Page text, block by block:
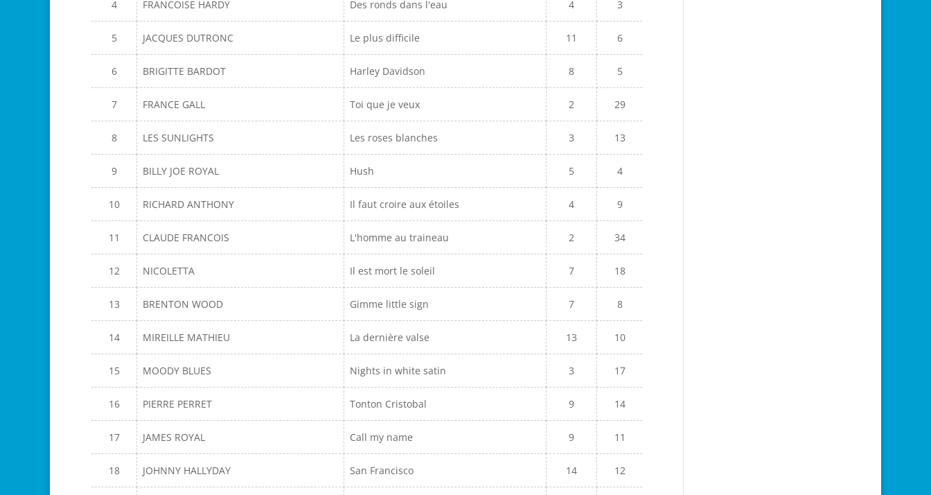
4 FRANCOISE HARDY Des ronds dans l'eau 4 3
5 JACQUES DUTRONC Le plus difficile 11 6
6 BRIGITTE BARDOT Harley Davidson 8 5
7 FRANCE GALL Toi que je veux 2 29
8 LES SUNLIGHTS Les roses blanches 3 13
9 BILLY JOE ROYAL Hush 5 4
10 RICHARD ANTHONY Il faut croire aux étoiles 4 9
11 CLAUDE FRANCOIS L'homme au traineau 2 34
12 NICOLETTA Il est mort le soleil 7 18
13 BRENTON WOOD Gimme little sign 7 8
14 MIREILLE MATHIEU La dernière valse 13 10
15 MOODY BLUES Nights in white satin 3 17
16 PIERRE PERRET Tonton Cristobal 9 14
17 JAMES ROYAL Call my name 9 11
18 JOHNNY HALLYDAY San Francisco 14 12